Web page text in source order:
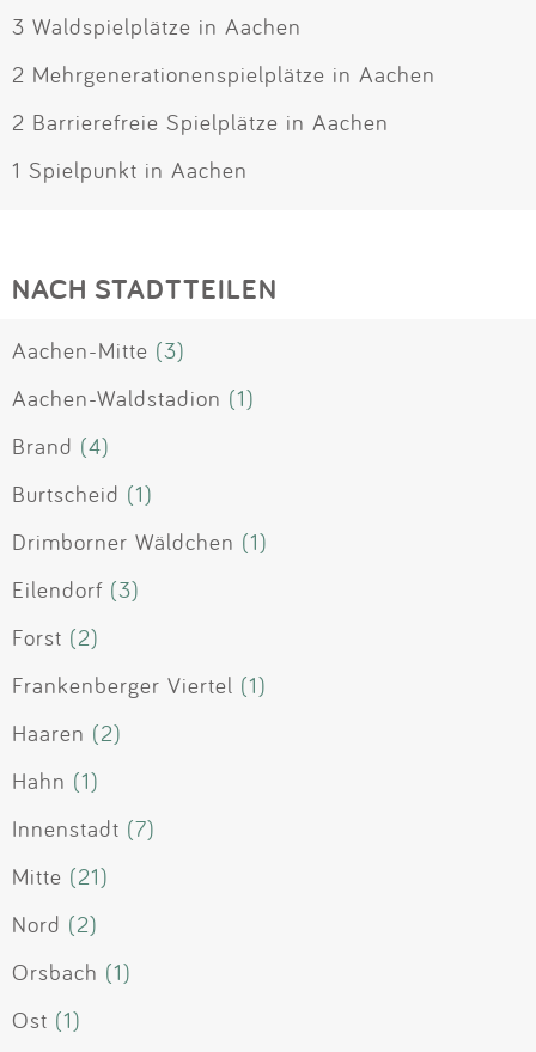
3 Waldspielplätze in Aachen
2 Mehrgenerationenspielplätze in Aachen
2 Barrierefreie Spielplätze in Aachen
1 Spielpunkt in Aachen
NACH STADTTEILEN
Aachen-Mitte (3)
Aachen-Waldstadion (1)
Brand (4)
Burtscheid (1)
Drimborner Wäldchen (1)
Eilendorf (3)
Forst (2)
Frankenberger Viertel (1)
Haaren (2)
Hahn (1)
Innenstadt (7)
Mitte (21)
Nord (2)
Orsbach (1)
Ost (1)